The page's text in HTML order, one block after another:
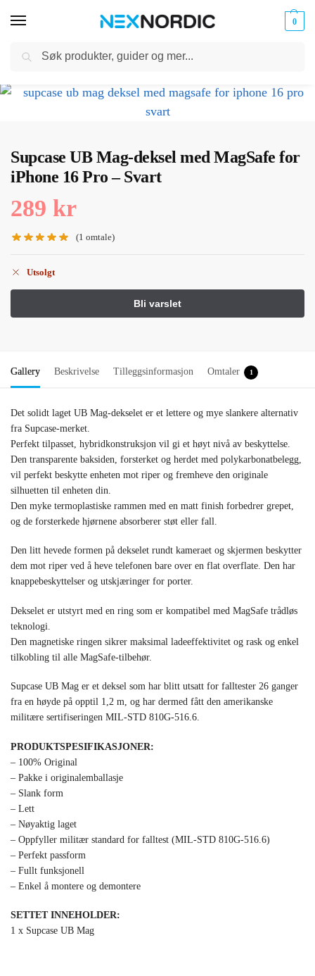
0
til
Kabler
Supcase UB Mag-deksel med MagSafe for
iPhone 16 Pro – Svart
289 kr
(1 omtale)
Utsolgt
Gallery Beskrivelse Tilleggsinformasjon Omtaler 1
Det solidt laget UB Mag-dekselet er et lettere og mye slankere alternativ
fra Supcase-merket.
Perfekt tilpasset, hybridkonstruksjon vil gi et høyt nivå av beskyttelse.
Den transparente baksiden, forsterket og herdet med polykarbonatbelegg,
vil perfekt beskytte enheten mot riper og fremheve den originale
silhuetten til enheten din.
Den myke termoplastiske rammen med en matt finish forbedrer grepet,
og de forsterkede hjørnene absorberer støt eller fall.
Den litt hevede formen på dekselet rundt kameraet og skjermen beskytter
dem mot riper ved å heve telefonen bare over en flat overflate. Den har
knappebeskyttelser og utskjæringer for porter.
Dekselet er utstyrt med en ring som er kompatibel med MagSafe trådløs
teknologi.
Den magnetiske ringen sikrer maksimal ladeeffektivitet og rask og enkel
tilkobling til alle MagSafe-tilbehør.
Supcase UB Mag er et deksel som har blitt utsatt for falltester 26 ganger
fra en høyde på opptil 1,2 m, og har dermed fått den amerikanske
militære sertifiseringen MIL-STD 810G-516.6.
PRODUKTSPESIFIKASJONER:
– 100% Original
– Pakke i originalemballasje
– Slank form
– Lett
– Nøyaktig laget
– Oppfyller militær standard for falltest (MIL-STD 810G-516.6)
– Perfekt passform
– Fullt funksjonell
– Enkel å montere og demontere
SETTET INNEHOLDER:
1 x Supcase UB Mag